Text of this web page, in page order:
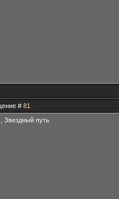
# 81
Звездный путь